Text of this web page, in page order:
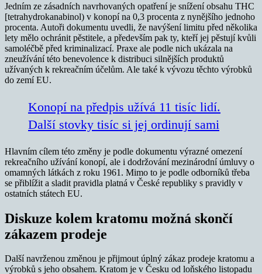
Jedním ze zásadních navrhovaných opatření je snížení obsahu THC
[tetrahydrokanabinol) v konopí na 0,3 procenta z nynějšího jednoho
procenta. Autoři dokumentu uvedli, že navýšení limitu před několika
lety mělo ochránit pěstitele, a především pak ty, kteří jej pěstují kvůli
samoléčbě před kriminalizací. Praxe ale podle nich ukázala na
zneužívání této benevolence k distribuci silnějších produktů
užívaných k rekreačním účelům. Ale také k vývozu těchto výrobků
do zemí EU.
Konopí na předpis užívá 11 tisíc lidí.
Další stovky tisíc si jej ordinují sami
Hlavním cílem této změny je podle dokumentu výrazné omezení
rekreačního užívání konopí, ale i dodržování mezinárodní úmluvy o
omamných látkách z roku 1961. Mimo to je podle odborníků třeba
se přiblížit a sladit pravidla platná v České republiky s pravidly v
ostatních státech EU.
Diskuze kolem kratomu možná skončí
zákazem prodeje
Další navrženou změnou je přijmout úplný zákaz prodeje kratomu a
výrobků s jeho obsahem. Kratom je v Česku od loňského listopadu